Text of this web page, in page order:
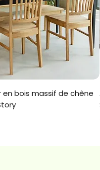
en bois massif de chêne